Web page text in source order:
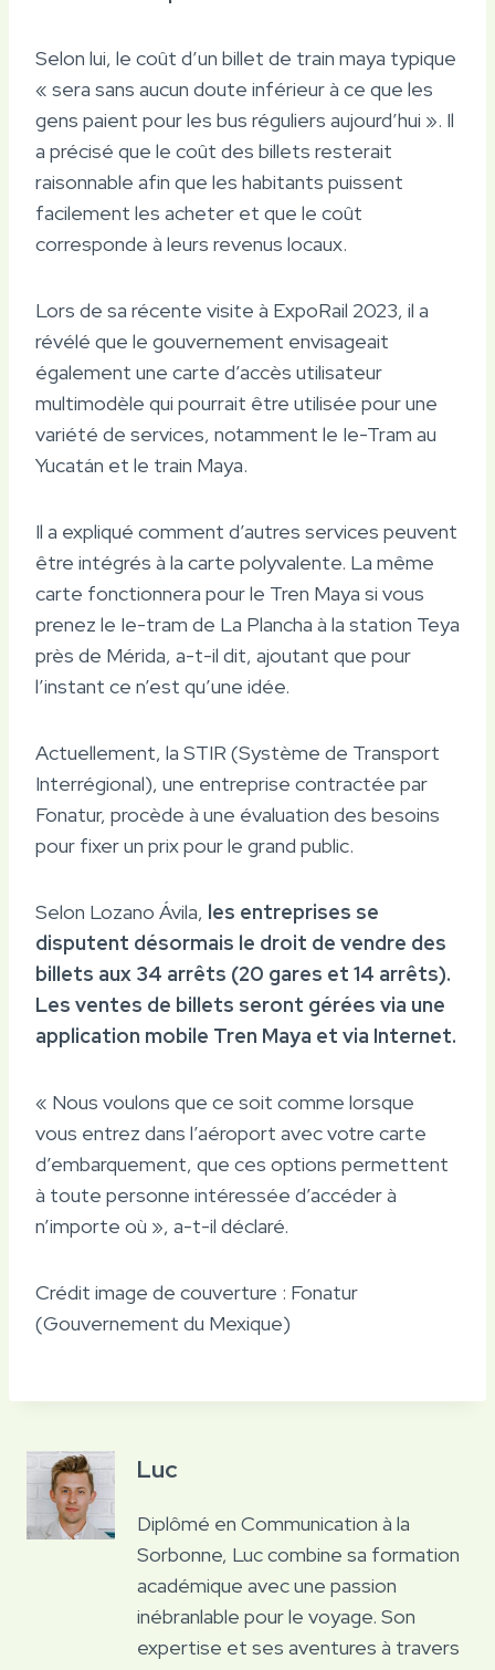
Selon lui, le coût d’un billet de train maya typique
« sera sans aucun doute inférieur à ce que les
gens paient pour les bus réguliers aujourd’hui ». Il
a précisé que le coût des billets resterait
raisonnable afin que les habitants puissent
facilement les acheter et que le coût
corresponde à leurs revenus locaux.
Lors de sa récente visite à ExpoRail 2023, il a
révélé que le gouvernement envisageait
également une carte d’accès utilisateur
multimodèle qui pourrait être utilisée pour une
variété de services, notamment le Ie-Tram au
Yucatán et le train Maya.
Il a expliqué comment d’autres services peuvent
être intégrés à la carte polyvalente. La même
carte fonctionnera pour le Tren Maya si vous
prenez le Ie-tram de La Plancha à la station Teya
près de Mérida, a-t-il dit, ajoutant que pour
l’instant ce n’est qu’une idée.
Actuellement, la STIR (Système de Transport
Interrégional), une entreprise contractée par
Fonatur, procède à une évaluation des besoins
pour fixer un prix pour le grand public.
Selon Lozano Ávila, les entreprises se
disputent désormais le droit de vendre des
billets aux 34 arrêts (20 gares et 14 arrêts).
Les ventes de billets seront gérées via une
application mobile Tren Maya et via Internet.
« Nous voulons que ce soit comme lorsque
vous entrez dans l’aéroport avec votre carte
d’embarquement, que ces options permettent
à toute personne intéressée d’accéder à
n’importe où », a-t-il déclaré.
Crédit image de couverture : Fonatur
(Gouvernement du Mexique)
Luc
Diplômé en Communication à la
Sorbonne, Luc combine sa formation
académique avec une passion
inébranlable pour le voyage. Son
expertise et ses aventures à travers